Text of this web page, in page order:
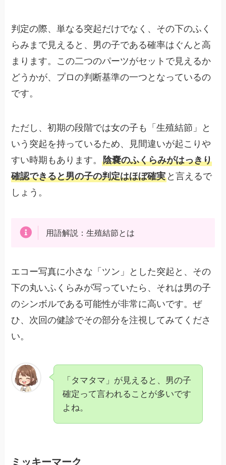
判定の際、単なる突起だけでなく、その下のふく
らみまで見えると、男の子である確率はぐんと高
まります。この二つのパーツがセットで見えるか
どうかが、プロの判断基準の一つとなっているの
です。
ただし、初期の段階では女の子も「生殖結節」と
いう突起を持っているため、見間違いが起こりや
すい時期もあります。陰嚢のふくらみがはっきり
確認できると男の子の判定はほぼ確実 と言えるで
しょう。
用語解説：生殖結節とは
エコー写真に小さな「ツン」とした突起と、その
下の丸いふくらみが写っていたら、それは男の子
のシンボルである可能性が非常に高いです。ぜ
ひ、次回の健診でその部分を注視してみてくださ
い。
「タマタマ」が見えると、男の子
確定って言われることが多いです
よね。
ミッキーマーク